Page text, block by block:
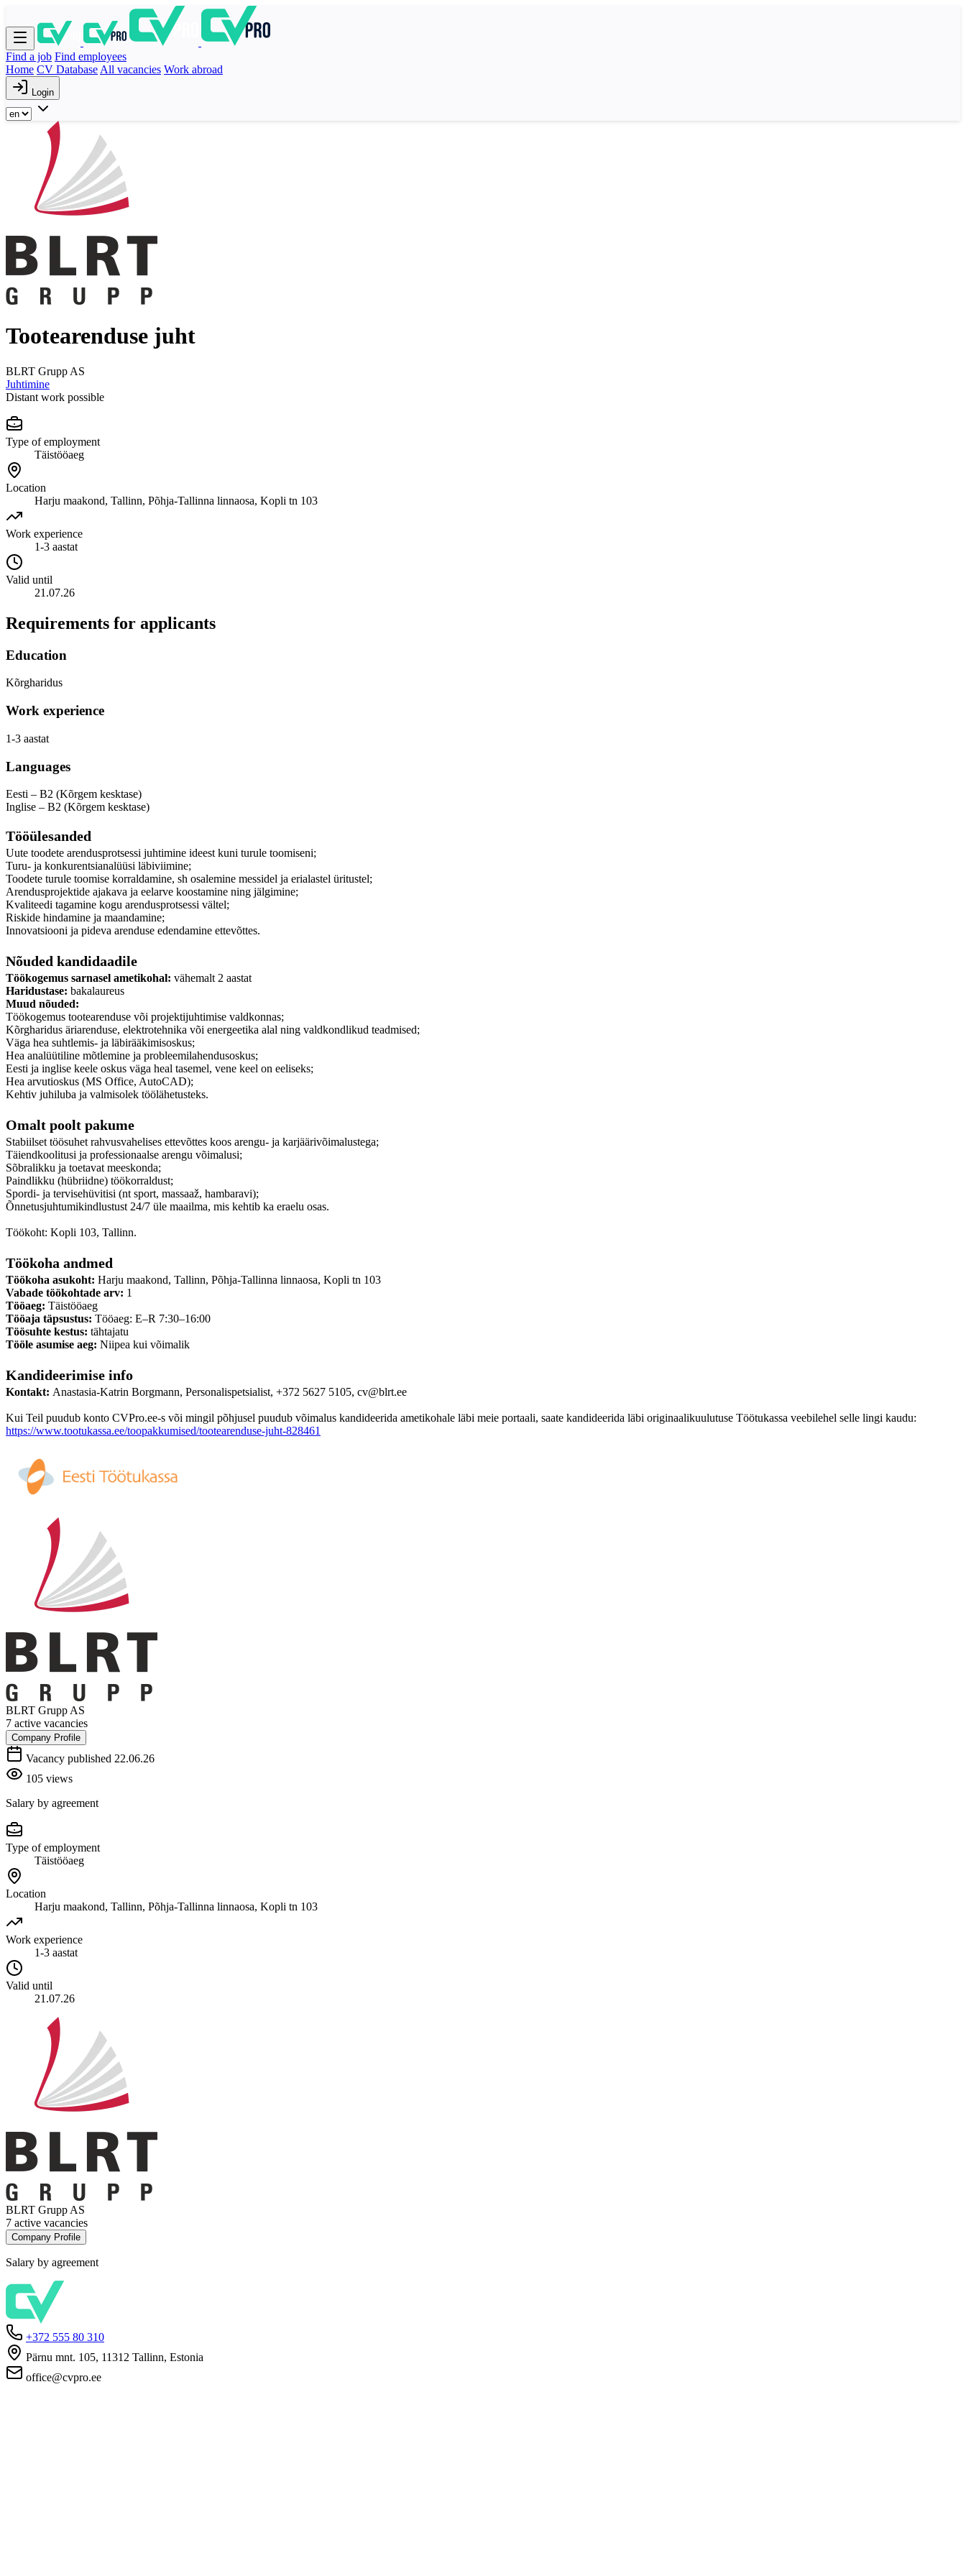
Find a job Find employees
Home CV Database All vacancies Work abroad
Login
Tootearenduse juht
BLRT Grupp AS
Juhtimine
Distant work possible
Type of employment
Täistööaeg
Location
Harju maakond, Tallinn, Põhja-Tallinna linnaosa, Kopli tn 103
Work experience
1-3 aastat
Valid until
21.07.26
Requirements for applicants
Education
Kõrgharidus
Work experience
1-3 aastat
Languages
Eesti – B2 (Kõrgem kesktase)
Inglise – B2 (Kõrgem kesktase)
Tööülesanded
Uute toodete arendusprotsessi juhtimine ideest kuni turule toomiseni;
Turu- ja konkurentsianalüüsi läbiviimine;
Toodete turule toomise korraldamine, sh osalemine messidel ja erialastel üritustel;
Arendusprojektide ajakava ja eelarve koostamine ning jälgimine;
Kvaliteedi tagamine kogu arendusprotsessi vältel;
Riskide hindamine ja maandamine;
Innovatsiooni ja pideva arenduse edendamine ettevõttes.
Nõuded kandidaadile
Töökogemus sarnasel ametikohal: vähemalt 2 aastat
Haridustase: bakalaureus
Muud nõuded:
Töökogemus tootearenduse või projektijuhtimise valdkonnas;
Kõrgharidus äriarenduse, elektrotehnika või energeetika alal ning valdkondlikud teadmised;
Väga hea suhtlemis- ja läbirääkimisoskus;
Hea analüütiline mõtlemine ja probleemilahendusoskus;
Eesti ja inglise keele oskus väga heal tasemel, vene keel on eeliseks;
Hea arvutioskus (MS Office, AutoCAD);
Kehtiv juhiluba ja valmisolek töölähetusteks.
Omalt poolt pakume
Stabiilset töösuhet rahvusvahelises ettevõttes koos arengu- ja karjäärivõimalustega;
Täiendkoolitusi ja professionaalse arengu võimalusi;
Sõbralikku ja toetavat meeskonda;
Paindlikku (hübriidne) töökorraldust;
Spordi- ja tervisehüvitisi (nt sport, massaaž, hambaravi);
Õnnetusjuhtumikindlustust 24/7 üle maailma, mis kehtib ka eraelu osas.
Töökoht: Kopli 103, Tallinn.
Töökoha andmed
Töökoha asukoht: Harju maakond, Tallinn, Põhja-Tallinna linnaosa, Kopli tn 103
Vabade töökohtade arv: 1
Tööaeg: Täistööaeg
Tööaja täpsustus: Tööaeg: E–R 7:30–16:00
Töösuhte kestus: tähtajatu
Tööle asumise aeg: Niipea kui võimalik
Kandideerimise info
Kontakt: Anastasia-Katrin Borgmann, Personalispetsialist, +372 5627 5105, cv@blrt.ee
Kui Teil puudub konto CVPro.ee-s või mingil põhjusel puudub võimalus kandideerida ametikohale läbi meie portaali, saate kandideerida läbi originaalikuulutuse Töötukassa veebilehel selle lingi kaudu:
https://www.tootukassa.ee/toopakkumised/tootearenduse-juht-828461
BLRT Grupp AS
7 active vacancies
Company Profile
Vacancy published 22.06.26
105 views
Salary by agreement
Type of employment
Täistööaeg
Location
Harju maakond, Tallinn, Põhja-Tallinna linnaosa, Kopli tn 103
Work experience
1-3 aastat
Valid until
21.07.26
BLRT Grupp AS
7 active vacancies
Company Profile
Salary by agreement
+372 555 80 310
Pärnu mnt. 105, 11312 Tallinn, Estonia
office@cvpro.ee